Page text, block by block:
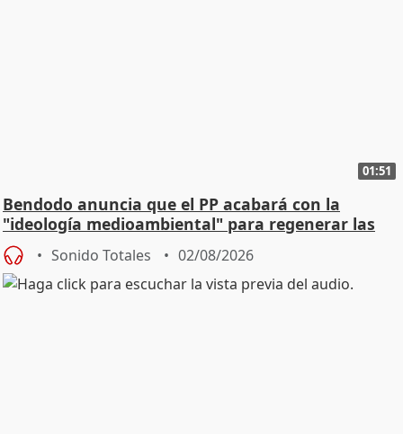
01:51
Bendodo anuncia que el PP acabará con la
"ideología medioambiental" para regenerar las
playas
Sonido Totales 02/08/2026